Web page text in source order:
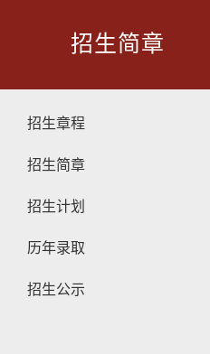
招生简章
招生章程
招生简章
招生计划
历年录取
招生公示